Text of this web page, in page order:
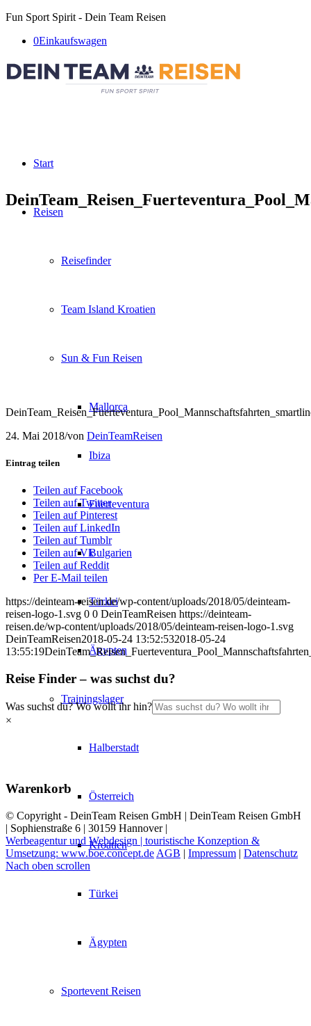
Fun Sport Spirit - Dein Team Reisen
0Einkaufswagen
Start
Reisen
Reisefinder
Team Island Kroatien
Sun & Fun Reisen
Mallorca
Ibiza
Fuerteventura
Bulgarien
Türkei
Ägypten
Trainingslager
Halberstadt
Österreich
Kroatien
Türkei
Ägypten
Sportevent Reisen
24. Mai 2018/von DeinTeamReisen
Eintrag teilen
Teilen auf Facebook
Teilen auf Twitter
Teilen auf Pinterest
Teilen auf LinkedIn
Teilen auf Tumblr
Teilen auf Vk
Teilen auf Reddit
Per E-Mail teilen
https://deinteam-reisen.de/wp-content/uploads/2018/05/deinteam-
reisen-logo-1.svg 0 0 DeinTeamReisen https://deinteam-
reisen.de/wp-content/uploads/2018/05/deinteam-reisen-logo-1.svg
DeinTeamReisen2018-05-24 13:52:532018-05-24
13:55:19
Reise Finder – was suchst du?
Was suchst du? Wo wollt ihr hin?
×
Warenkorb
© Copyright - DeinTeam Reisen GmbH | DeinTeam Reisen GmbH
| Sophienstraße 6 | 30159 Hannover |
Werbeagentur und Webdesign | touristische Konzeption &
Umsetzung: www.boe.concept.de AGB | Impressum | Datenschutz
Nach oben scrollen